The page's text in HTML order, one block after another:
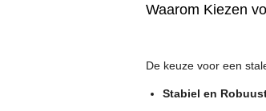
Waarom Kiezen
De keuze voor een
Stabiel en